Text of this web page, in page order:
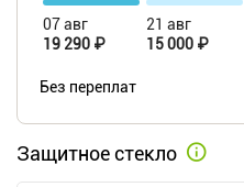
07 авг
19 290 ₽
21 авг
15 000 ₽
Без переплат
Защитное стекло